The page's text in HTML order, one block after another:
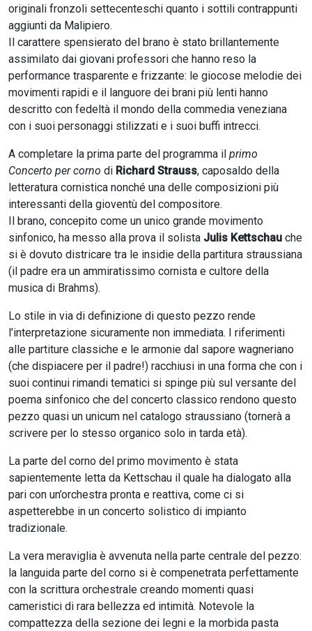
originali fronzoli settecenteschi quanto i sottili contrappunti
aggiunti da Malipiero.
Il carattere spensierato del brano è stato brillantemente
assimilato dai giovani professori che hanno reso la
performance trasparente e frizzante: le giocose melodie dei
movimenti rapidi e il languore dei brani più lenti hanno
descritto con fedeltà il mondo della commedia veneziana
con i suoi personaggi stilizzati e i suoi buffi intrecci.
A completare la prima parte del programma il primo
Concerto per corno di Richard Strauss, caposaldo della
letteratura cornistica nonché una delle composizioni più
interessanti della gioventù del compositore.
Il brano, concepito come un unico grande movimento
sinfonico, ha messo alla prova il solista Julis Kettschau che
si è dovuto districare tra le insidie della partitura straussiana
(il padre era un ammiratissimo cornista e cultore della
musica di Brahms).
Lo stile in via di definizione di questo pezzo rende
l’interpretazione sicuramente non immediata. I riferimenti
alle partiture classiche e le armonie dal sapore wagneriano
(che dispiacere per il padre!) racchiusi in una forma che con i
suoi continui rimandi tematici si spinge più sul versante del
poema sinfonico che del concerto classico rendono questo
pezzo quasi un unicum nel catalogo straussiano (tornerà a
scrivere per lo stesso organico solo in tarda età).
La parte del corno del primo movimento è stata
sapientemente letta da Kettschau il quale ha dialogato alla
pari con un’orchestra pronta e reattiva, come ci si
aspetterebbe in un concerto solistico di impianto
tradizionale.
La vera meraviglia è avvenuta nella parte centrale del pezzo:
la languida parte del corno si è compenetrata perfettamente
con la scrittura orchestrale creando momenti quasi
cameristici di rara bellezza ed intimità. Notevole la
compattezza della sezione dei legni e la morbida pasta